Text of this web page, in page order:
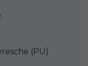
(PU)